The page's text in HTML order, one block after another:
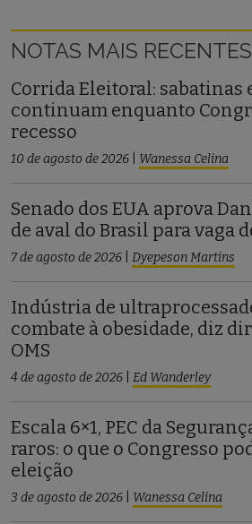
NOTAS MAIS RECENTES
Corrida Eleitoral: sabatinas
continuam enquanto
recesso
10 de agosto de 2026 Wanessa Celina
Senado dos EUA aprova
de aval do Brasil para vaga
7 de agosto de 2026 Dyepeson Martins
Indústria de
combate à obesidade, diz
OMS
4 de agosto de 2026 Ed Wanderley
Escala 6×1, PEC da
raros: o que o Congresso
eleição
3 de agosto de 2026 Wanessa Celina